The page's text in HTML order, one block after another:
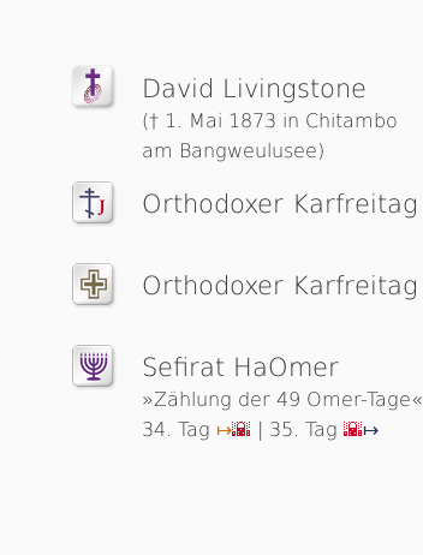
David Livingstone
(† 1. Mai 1873 in Chitambo
am Bangweulusee)
Orthodoxer Karfreitag
Orthodoxer Karfreitag
Sefirat HaOmer
»Zählung der 49 Omer-Tage«
34. Tag ↦🌇 | 35. Tag 🌇↦